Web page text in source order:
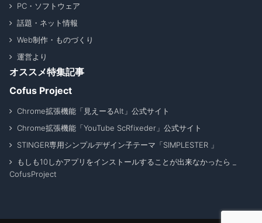
PC・ソフトウェア
話題・ネット情報
Web制作・ものづくり
運営より
オススメ特集記事
Cofus Project
Chrome拡張機能「見えーるAlt」公式サイト
Chrome拡張機能「YouTube ScRfixeder」公式サイト
STINGER専用シンプルデザイン子テーマ「SIMPLESTER 」
もしも10しかアプリをインストールすることが出来なかったら _
CofusProject